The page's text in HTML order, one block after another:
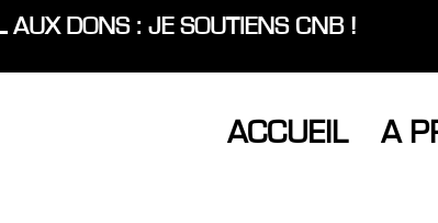
AUX DONS : JE SOUTIENS CNB !
ACCUEIL A